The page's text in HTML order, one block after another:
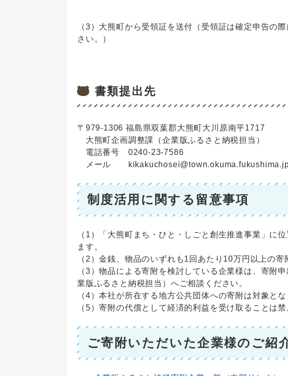
（3）大熊町から受領証を送付（受領証は確定申告の
さい。）
書類提出先
〒979-1306 福島県双葉郡大熊町大川原南平1717
大熊町企画調整課（企業版ふるさと納税担当）
電話番号 0240-23-7586
メール
制度活用に関する留意事項
（1）「大熊町まち・ひと・しごと創生推進事業」に
ます。
（2）金銭、物品のいずれも1回あたり10万円以上の寄
（3）物品による寄附を検討している企業様は、寄附
業版ふるさと納税担当）へご相談ください。
（4）本社が所在する地方公共団体への寄附は対象とな
（5）寄附の代償として経済的利益を受け取ることは禁
ご寄附いただいた企業様のご紹